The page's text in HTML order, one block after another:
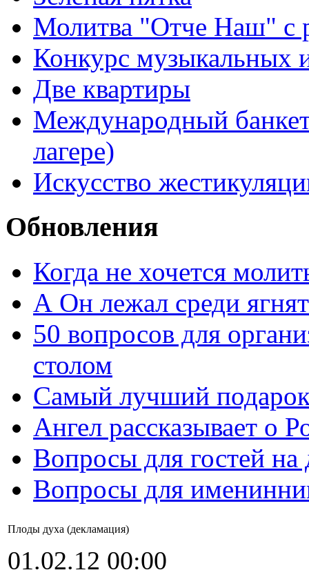
Молитва "Отче Наш" с
Конкурс музыкальных
Две квартиры
Международный
лагере)
Искусство
Обновления
Когда не хочется
А Он лежал среди ягнят
50 вопросов для
столом
Самый лучший
Ангел рассказывает о
Вопросы для гостей
Вопросы для
Плоды духа (декламация)
01.02.12 00:00